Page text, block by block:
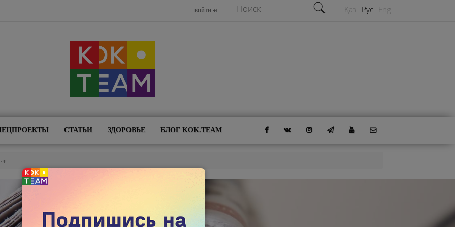
ВОЙТИ
Форма поиска
Поиск Қаз Рус Eng
СТАТЬИ ЗДОРОВЬЕ БЛОГ KOK.TEAM